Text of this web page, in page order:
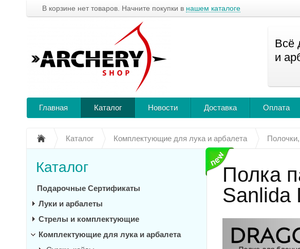
В корзине нет товаров. Начните покупки в нашем каталоге
Всё
и
Главная Каталог Новости Доставка Оплата
Каталог Комплектующие для лука и арбалета
Полка
Sanlida
Каталог
Подарочные Сертификаты
Луки и арбалеты
Стрелы и комплектующие
Комплектующие для лука и арбалета